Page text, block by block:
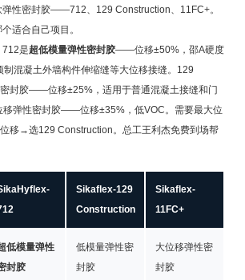
弹性密封胶——712、129 Construction、11FC+。
适合自己项目。
712是超低模量弹性密封胶——位移±50%，邵A硬度
混凝土外墙构件伸缩缝等大位移接缝。129
封胶——位移±25%，适用于普通混凝土接缝和门
移弹性密封胶——位移±35%，低VOC。需要最大位
移→选129 Construction。总工王利杰免费到场帮
Sikaflex-129
Construction
Sikaflex-
11FC+
低模量弹性
封胶
低模量弹性密
封胶
大位移弹性密
封胶